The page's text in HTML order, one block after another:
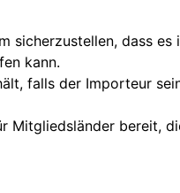
sicherzustellen, dass es
kann.
falls der Importeur
Mitgliedsländer bereit,